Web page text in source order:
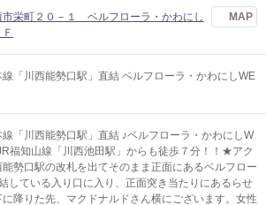
市栄町２０－１ ベルフローラ・かわにし
MAP
線「川西能勢口駅」直結 ベルフローラ・かわにしWE
線「川西能勢口駅」直結 ♪ベルフローラ・かわにしW
福知山線「川西池田駅」からも徒歩７分！！★アク
勢口駅の改札を出てそのまま正面にあるベルフロー
している入り口に入り、正面突き当たりにあるらせ
に降りた先、マクドナルドさん横にございます。女性